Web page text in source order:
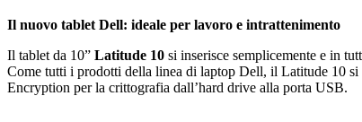
Il nuovo tablet Dell: ideale per lavoro e intrattenimento
Il tablet da 10” Latitude 10 si inserisce semplicemente e in
Come tutti i prodotti della linea di laptop Dell, il Latitude 10 si
Encryption per la crittografia dall’hard drive alla porta USB.